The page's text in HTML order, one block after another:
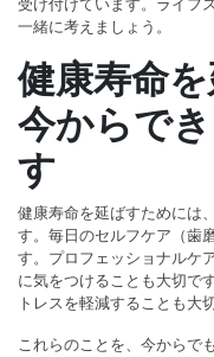
受け付けています。ライフ
一緒に考えましょう。
健康寿命を
今からで
す
健康寿命を延ばすためには
す。毎日のセルフケア（歯
す。プロフェッショナルケ
に気をつけることも大切で
トレスを軽減することも大
これらのことを、今からで